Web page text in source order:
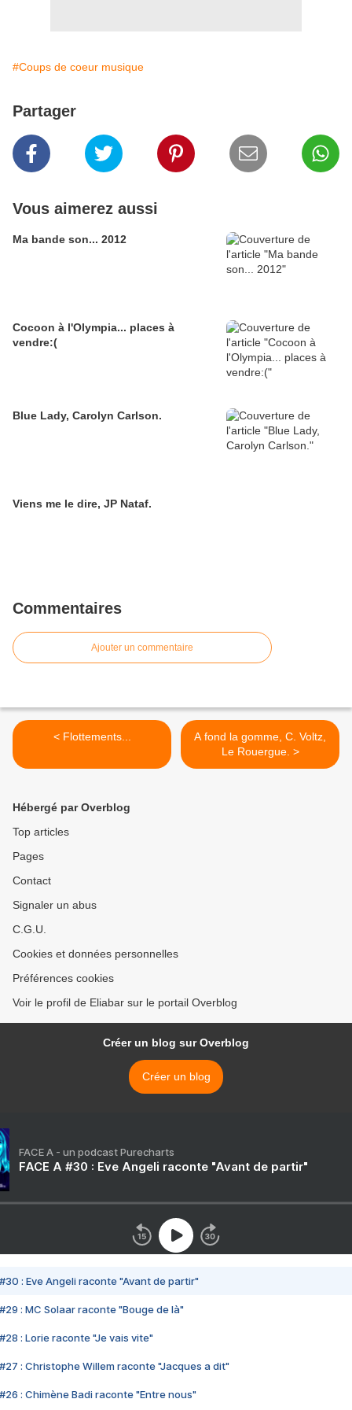
#Coups de coeur musique
Partager
Vous aimerez aussi
Ma bande son... 2012
Cocoon à l'Olympia... places à
vendre:(
Blue Lady, Carolyn Carlson.
Viens me le dire, JP Nataf.
Commentaires
Ajouter un commentaire
< Flottements...
A fond la gomme, C. Voltz,
Le Rouergue. >
Hébergé par Overblog
Top articles
Pages
Contact
Signaler un abus
C.G.U.
Cookies et données personnelles
Préférences cookies
Voir le profil de Eliabar sur le portail Overblog
Créer un blog sur Overblog
Créer un blog
FACE A - un podcast Purecharts
FACE A #30 : Eve Angeli raconte "Avant de partir"
#30 : Eve Angeli raconte "Avant de partir"
#29 : MC Solaar raconte "Bouge de là"
#28 : Lorie raconte "Je vais vite"
#27 : Christophe Willem raconte "Jacques a dit"
#26 : Chimène Badi raconte "Entre nous"